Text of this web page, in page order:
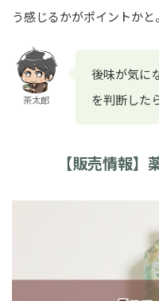
う感じるかがポイントかと。
茶太郎
後味が気に
を判断した
【販売情報